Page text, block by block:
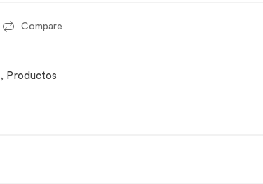
Compare
, Productos